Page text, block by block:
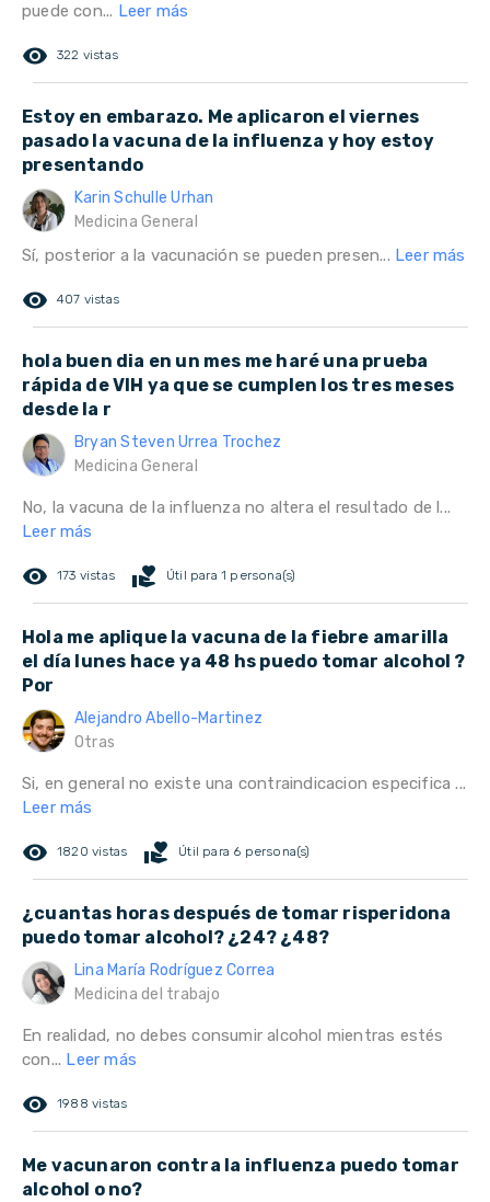
puede con... Leer más
remove_red_eye 322 vistas
Estoy en embarazo. Me aplicaron el viernes
pasado la vacuna de la influenza y hoy estoy
presentando
Karin Schulle Urhan
Medicina General
Sí, posterior a la vacunación se pueden presen... Leer más
remove_red_eye 407 vistas
hola buen dia en un mes me haré una prueba
rápida de VIH ya que se cumplen los tres meses
desde la r
Bryan Steven Urrea Trochez
Medicina General
No, la vacuna de la influenza no altera el resultado de l...
Leer más
remove_red_eye 173 vistas volunteer_activism Útil para 1 persona(s)
Hola me aplique la vacuna de la fiebre amarilla
el día lunes hace ya 48 hs puedo tomar alcohol ?
Por
Alejandro Abello-Martinez
Otras
Si, en general no existe una contraindicacion especifica ...
Leer más
remove_red_eye 1820 vistas volunteer_activism Útil para 6 persona(s)
¿cuantas horas después de tomar risperidona
puedo tomar alcohol? ¿24? ¿48?
Lina María Rodríguez Correa
Medicina del trabajo
En realidad, no debes consumir alcohol mientras estés
con... Leer más
remove_red_eye 1988 vistas
Me vacunaron contra la influenza puedo tomar
alcohol o no?